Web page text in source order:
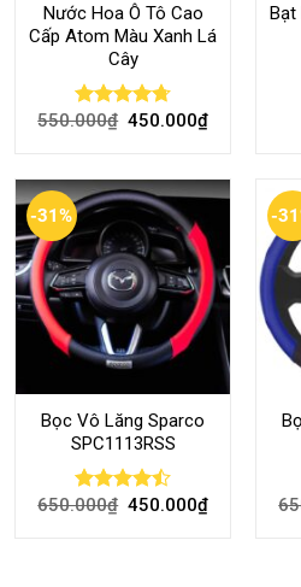
Nước Hoa Ô Tô Cao
Cấp Atom Màu Xanh Lá
Cây
Rated4.70
550.000₫ 450.000₫
Bạt
-31%
Bọc Vô Lăng Sparco
SPC1113RSS
Rated
650.000₫ 450.000₫
-